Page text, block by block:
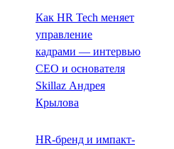
Как HR Tech меняет
управление
кадрами — интервью
CEO и основателя
Skillaz Андрея
Крылова
HR-бренд и импакт-